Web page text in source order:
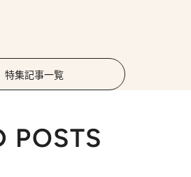
特集記事一覧
POSTS